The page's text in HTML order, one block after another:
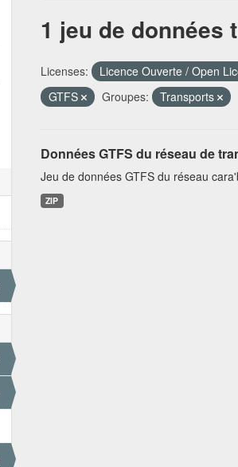
1 jeu de données
Licenses: Licence Ouverte / Open
GTFS
Groupes: Transports
Données GTFS du réseau de
Jeu de données GTFS du réseau
ZIP